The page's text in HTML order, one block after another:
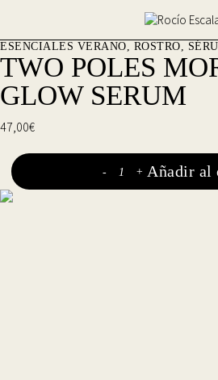
ESENCIALES VERANO, ROSTRO,
TWO POLES
GLOW SERUM
47,00€
- TWO + Añadir al